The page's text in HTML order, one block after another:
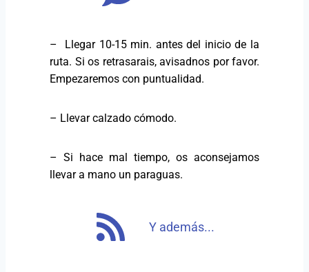
– Llegar 10-15 min. antes del inicio de la
ruta. Si os retrasarais, avisadnos por favor.
Empezaremos con puntualidad.
– Llevar calzado cómodo.
– Si hace mal tiempo, os aconsejamos
llevar a mano un paraguas.
Y además...